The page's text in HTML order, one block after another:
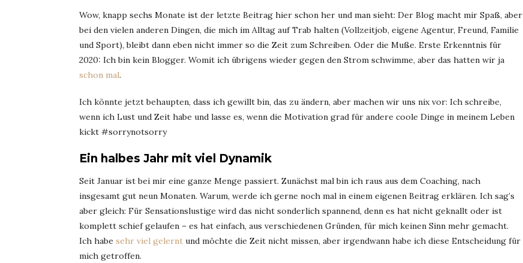
Wow, knapp sechs Monate ist der letzte Beitrag hier schon her und man sieht: Der Blog macht mir Spaß, aber
bei den vielen anderen Dingen, die mich im Alltag auf Trab halten (Vollzeitjob, eigene Agentur, Freund, Familie
und Sport), bleibt dann eben nicht immer so die Zeit zum Schreiben. Oder die Muße. Erste Erkenntnis für
2020: Ich bin kein Blogger. Womit ich übrigens wieder gegen den Strom schwimme, aber das hatten wir ja
schon mal.
Ich könnte jetzt behaupten, dass ich gewillt bin, das zu ändern, aber machen wir uns nix vor: Ich schreibe,
wenn ich Lust und Zeit habe und lasse es, wenn die Motivation grad für andere coole Dinge in meinem Leben
kickt #sorrynotsorry
Ein halbes Jahr mit viel Dynamik
Seit Januar ist bei mir eine ganze Menge passiert. Zunächst mal bin ich raus aus dem Coaching, nach
insgesamt gut neun Monaten. Warum, werde ich gerne noch mal in einem eigenen Beitrag erklären. Ich sag’s
aber gleich: Für Sensationslustige wird das nicht sonderlich spannend, denn es hat nicht geknallt oder ist
komplett schief gelaufen – es hat einfach, aus verschiedenen Gründen, für mich keinen Sinn mehr gemacht.
Ich habe sehr viel gelernt und möchte die Zeit nicht missen, aber irgendwann habe ich diese Entscheidung für
mich getroffen.